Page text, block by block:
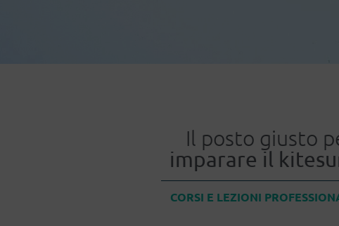
Il posto giusto
imparare il
CORSI E LEZIONI